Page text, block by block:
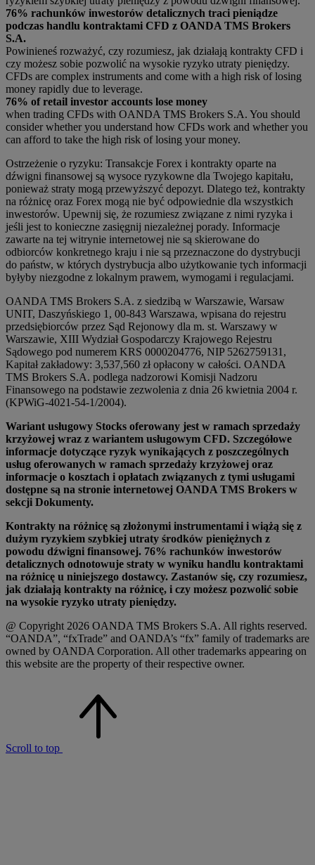
76% rachunków inwestorów detalicznych traci pieniądze
podczas handlu kontraktami CFD z OANDA TMS Brokers
S.A.
Powinieneś rozważyć, czy rozumiesz, jak działają kontrakty CFD i
czy możesz sobie pozwolić na wysokie ryzyko utraty pieniędzy.
CFDs are complex instruments and come with a high risk of losing
money rapidly due to leverage.
76% of retail investor accounts lose money
when trading CFDs with OANDA TMS Brokers S.A. You should
consider whether you understand how CFDs work and whether you
can afford to take the high risk of losing your money.
Ostrzeżenie o ryzyku: Transakcje Forex i kontrakty oparte na
dźwigni finansowej są wysoce ryzykowne dla Twojego kapitału,
ponieważ straty mogą przewyższyć depozyt. Dlatego też, kontrakty
na różnicę oraz Forex mogą nie być odpowiednie dla wszystkich
inwestorów. Upewnij się, że rozumiesz związane z nimi ryzyka i
jeśli jest to konieczne zasięgnij niezależnej porady. Informacje
zawarte na tej witrynie internetowej nie są skierowane do
odbiorców konkretnego kraju i nie są przeznaczone do dystrybucji
do państw, w których dystrybucja albo użytkowanie tych informacji
byłyby niezgodne z lokalnym prawem, wymogami i regulacjami.
OANDA TMS Brokers S.A. z siedzibą w Warszawie, Warsaw
UNIT, Daszyńskiego 1, 00-843 Warszawa, wpisana do rejestru
przedsiębiorców przez Sąd Rejonowy dla m. st. Warszawy w
Warszawie, XIII Wydział Gospodarczy Krajowego Rejestru
Sądowego pod numerem KRS 0000204776, NIP 5262759131,
Kapitał zakładowy: 3,537,560 zł opłacony w całości. OANDA
TMS Brokers S.A. podlega nadzorowi Komisji Nadzoru
Finansowego na podstawie zezwolenia z dnia 26 kwietnia 2004 r.
(KPWiG-4021-54-1/2004).
Wariant usługowy Stocks oferowany jest w ramach sprzedaży
krzyżowej wraz z wariantem usługowym CFD. Szczegółowe
informacje dotyczące ryzyk wynikających z poszczególnych
usług oferowanych w ramach sprzedaży krzyżowej oraz
informacje o kosztach i opłatach związanych z tymi usługami
dostępne są na stronie internetowej OANDA TMS Brokers w
sekcji Dokumenty.
Kontrakty na różnicę są złożonymi instrumentami i wiążą się z
dużym ryzykiem szybkiej utraty środków pieniężnych z
powodu dźwigni finansowej. 76% rachunków inwestorów
detalicznych odnotowuje straty w wyniku handlu kontraktami
na różnicę u niniejszego dostawcy. Zastanów się, czy rozumiesz,
jak działają kontrakty na różnicę, i czy możesz pozwolić sobie
na wysokie ryzyko utraty pieniędzy.
@ Copyright 2026 OANDA TMS Brokers S.A. All rights reserved.
“OANDA”, “fxTrade” and OANDA’s “fx” family of trademarks are
owned by OANDA Corporation. All other trademarks appearing on
this website are the property of their respective owner.
Scroll to top